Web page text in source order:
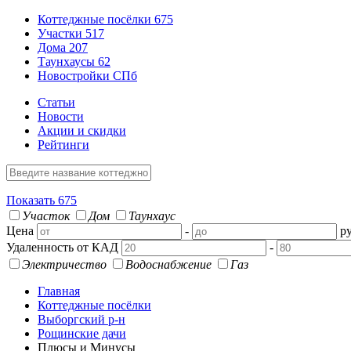
Коттеджные посёлки 675
Участки 517
Дома 207
Таунхаусы 62
Новостройки СПб
Статьи
Новости
Акции и скидки
Рейтинги
Показать 675
Участок
Дом
Таунхаус
Цена
-
Удаленность от КАД
-
Электричество
Водоснабжение
Газ
Главная
Коттеджные посёлки
Выборгский р-н
Рощинские дачи
Плюсы и Минусы